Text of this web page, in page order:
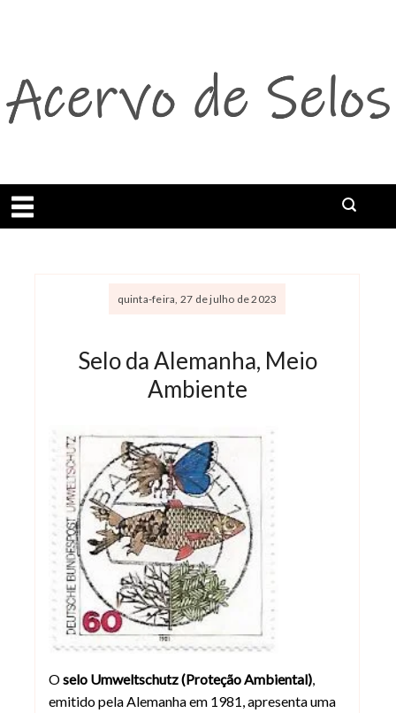
Abrir menu
quinta-feira, 27 de julho de 2023
Selo da Alemanha, Meio
Ambiente
Selo Reservas Naturais da
Oselo Umweltschutz (Proteção Ambiental)
emitido pela Alemanha em 1981, apresenta uma